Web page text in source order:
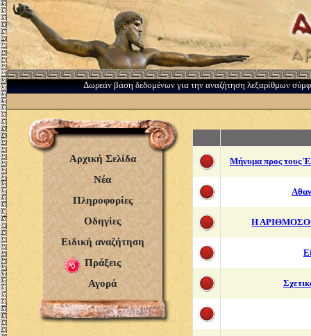
Δωρεάν βάση δεδομένων για την αναζήτηση λεξαρίθμων
Αρχική Σελίδα
Νέα
Πληροφορίες
Οδηγίες
Ειδική αναζήτηση
Πράξεις
Αγορά
Μήνυμα προς τους
Η